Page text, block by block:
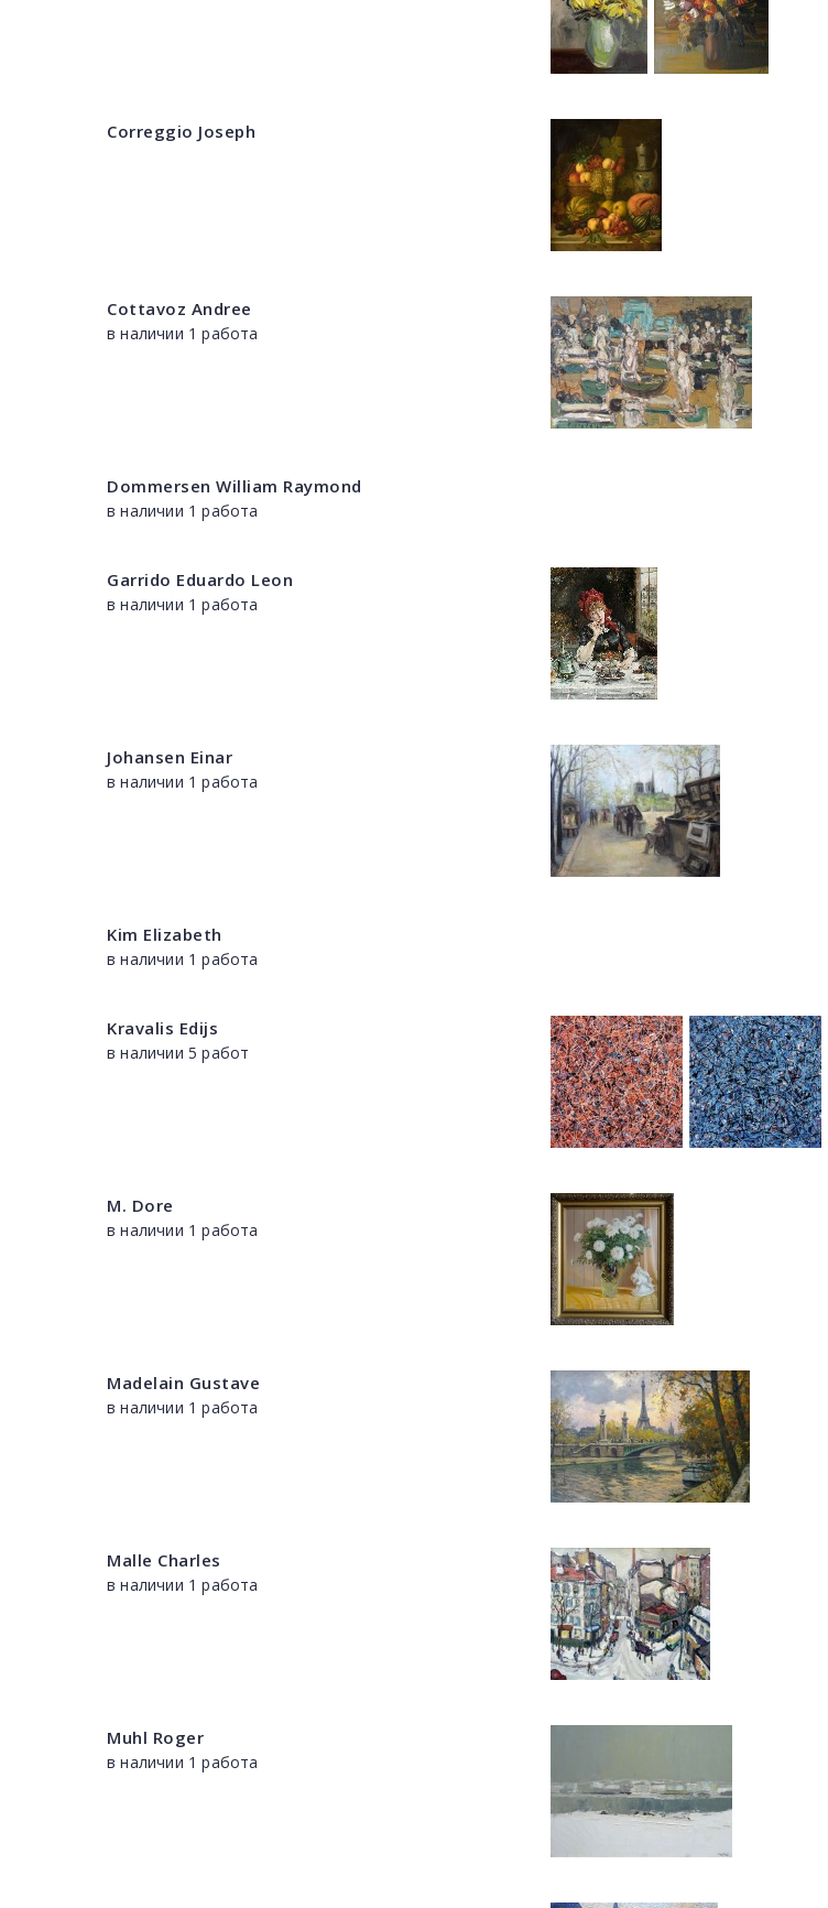
Correggio Joseph
Cottavoz Andree
в наличии 1 работа
Dommersen William Raymond
в наличии 1 работа
Garrido Eduardo Leon
в наличии 1 работа
Johansen Einar
в наличии 1 работа
Kim Elizabeth
в наличии 1 работа
Kravalis Edijs
в наличии 5 работ
M. Dore
в наличии 1 работа
Madelain Gustave
в наличии 1 работа
Malle Charles
в наличии 1 работа
Muhl Roger
в наличии 1 работа